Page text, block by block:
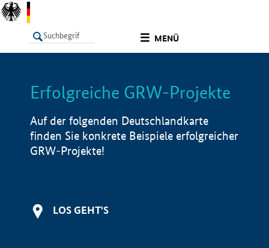
MENÜ
LISTE Info
Erfolgreiche GRW-Projekte
Auf der folgenden Deutschlandkarte
finden Sie konkrete Beispiele erfolgreicher
GRW-Projekte!
LOS GEHT'S